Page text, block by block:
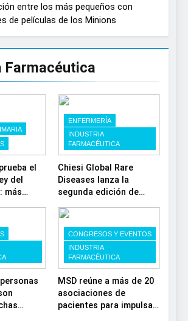
entre los más pequeños con
de películas de los Minions
Farmacéutica
el
del
más
y
para el
ENFERMERÍA
INDUSTRIA
FARMACÉUTICA
Chiesi Global Rare
Diseases lanza la
segunda edición de
impulsar la
investigación en
enfermedades de
depósito lisosomal
CONGRESOS Y EVENTOS
INDUSTRIA
FARMACÉUTICA
MSD reúne a más de 20
asociaciones de
pacientes para impulsar